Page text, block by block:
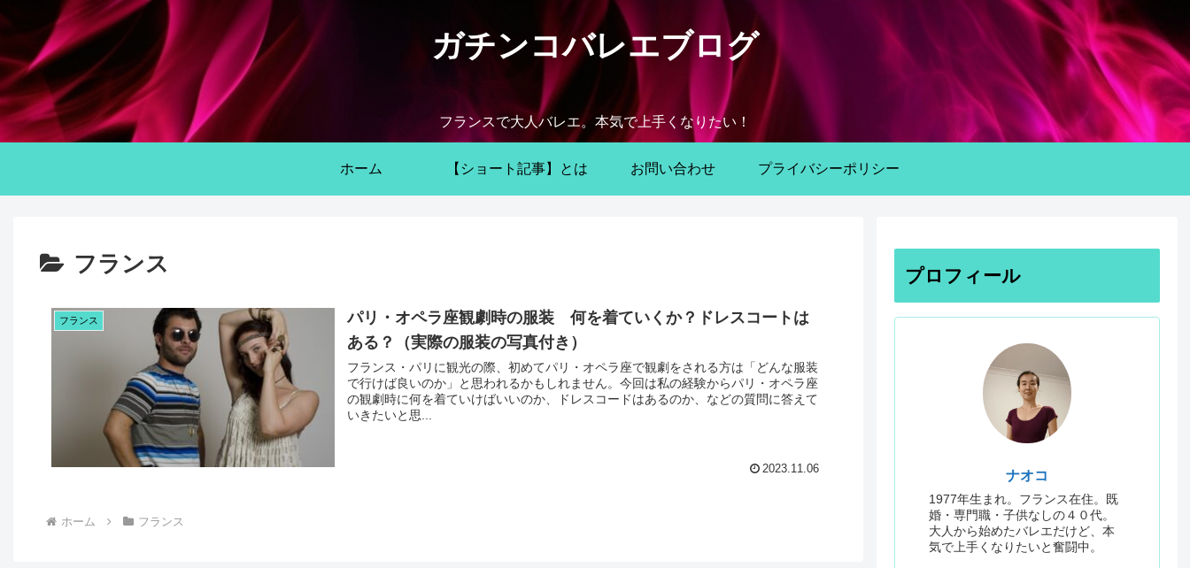
ガチンコバレエブログ
フランスで大人バレエ。本気で上手くなりたい！
ホーム 【ショート記事】とは お問い合わせ プライバシーポリシー
フランス
フランス
パリ・オペラ座観劇時の服装 何を着ていくか？ドレスコートは
ある？（実際の服装の写真付き）
フランス・パリに観光の際、初めてパリ・オペラ座で観劇をされる方は「どんな服装
で行けば良いのか」と思われるかもしれません。今回は私の経験からパリ・オペラ座
の観劇時に何を着ていけばいいのか、ドレスコードはあるのか、などの質問に答えて
いきたいと思...
2023.11.06
ホーム フランス
プロフィール
ナオコ
1977年生まれ。フランス在住。既
婚・専門職・子供なしの４０代。
大人から始めたバレエだけど、本
気で上手くなりたいと奮闘中。